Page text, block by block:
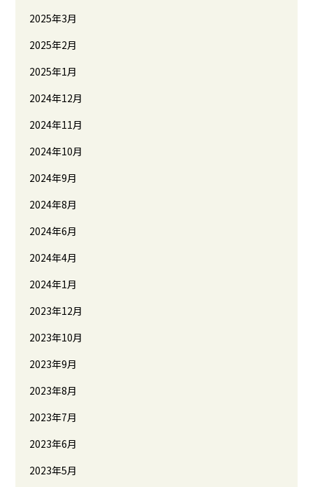
2025年3月
2025年2月
2025年1月
2024年12月
2024年11月
2024年10月
2024年9月
2024年8月
2024年6月
2024年4月
2024年1月
2023年12月
2023年10月
2023年9月
2023年8月
2023年7月
2023年6月
2023年5月